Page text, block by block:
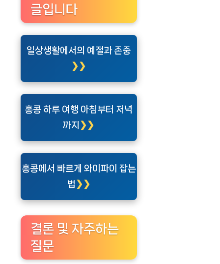
글입니다
일상생활에서의 예절과 존중
홍콩 하루 여행 아침부터 저녁
까지
홍콩에서 빠르게 와이파이 잡는
법
결론 및 자주하는
질문